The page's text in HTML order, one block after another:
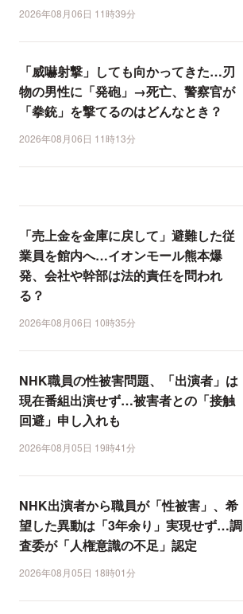
2026年08月06日 11時39分
「威嚇射撃」しても向かってきた…刃
物の男性に「発砲」→死亡、警察官が
「拳銃」を撃てるのはどんなとき？
2026年08月06日 11時13分
「売上金を金庫に戻して」避難した従
業員を館内へ…イオンモール熊本爆
発、会社や幹部は法的責任を問われ
る？
2026年08月06日 10時35分
NHK職員の性被害問題、「出演者」は
現在番組出演せず…被害者との「接触
回避」申し入れも
2026年08月05日 19時41分
NHK出演者から職員が「性被害」、希
望した異動は「3年余り」実現せず…調
査委が「人権意識の不足」認定
2026年08月05日 18時01分